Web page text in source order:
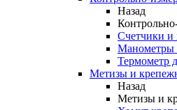
Назад
Счетчики
Манометры
Термометр
Метизы и
Назад
Метизы и